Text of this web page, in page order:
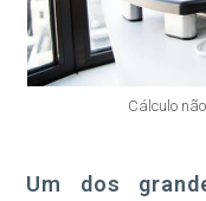
Cálculo
Um dos